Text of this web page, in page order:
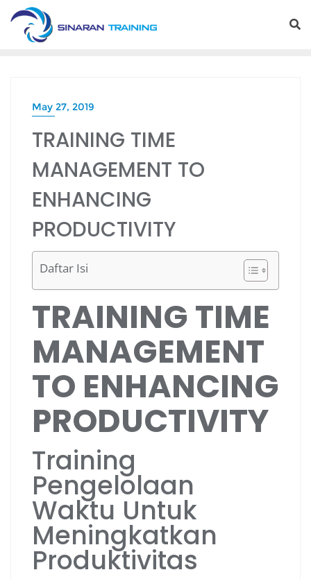
Skip
content
May 27, 2019
TRAINING TIME
MANAGEMENT TO
ENHANCING
PRODUCTIVITY
Daftar Isi
TRAINING TIME
MANAGEMENT
TO ENHANCING
PRODUCTIVITY
Training
Pengelolaan
Waktu Untuk
Meningkatkan
Produktivitas